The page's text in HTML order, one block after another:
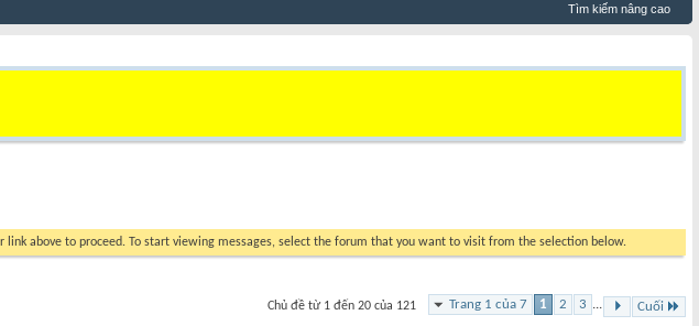
Tìm kiếm nâng cao
link above to proceed. To start viewing messages, select the forum that you want to visit from the selection below.
Trang 1 của 7 1 2 3 ... Cuối
Chủ đề từ 1 đến 20 của 121